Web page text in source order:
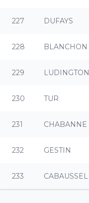
227 DUFAYS
228 BLANCHON
229 LUDINGTON
230 TUR
231 CHABANNE
232 GESTIN
233 CABAUSSEL